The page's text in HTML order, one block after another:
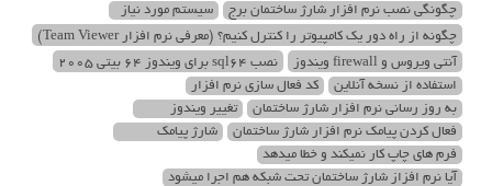
چگونگی نصب نرم افزار شارژ ساختمان برج
سیستم مورد نیاز
چگونه از راه دور یک کامپیوتر را کنترل کنیم؟ (معرفی نرم افزار Team Viewer)
آنتی ویروس و firewall ویندوز
نصب sql64 برای ویندوز 64 بیتی 2005
استفاده از نسخه آنلاین
کد فعال سازی نرم افزار
به روز رسانی نرم افزار شارژ ساختمان
تغییر ویندوز
فعال کردن پیامک نرم افزار شارژ ساختمان
شارژ پیامک
فرم های چاپ کار نمیکند و خطا میدهد
آیا نرم افزاز شارژ ساختمان تحت شبکه هم اجرا میشود